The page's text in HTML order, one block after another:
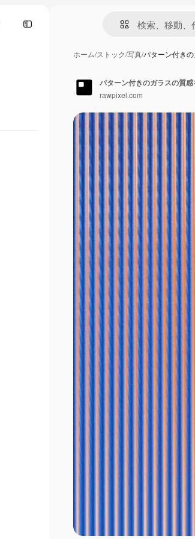
ホーム/ストック/写真/パターン付き
パターン付きのガラスの質
rawpixel.com